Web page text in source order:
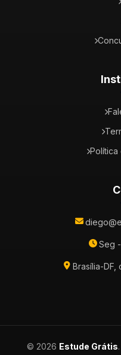
Política
Seg
Brasília-DF,
© 2026 Estude Grátis